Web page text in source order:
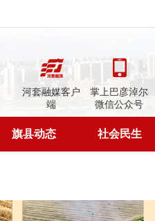
河套融媒客户
端
掌上巴彦淖尔
微信公众号
旗县动态 社会民生